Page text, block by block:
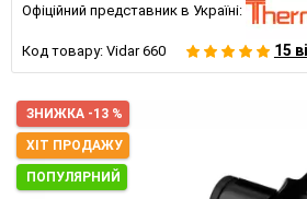
Офіційний представник в Україні:
Код товару: Vidar 660 15
ЗНИЖКА -13 %
ХІТ ПРОДАЖУ
ПОПУЛЯРНИЙ